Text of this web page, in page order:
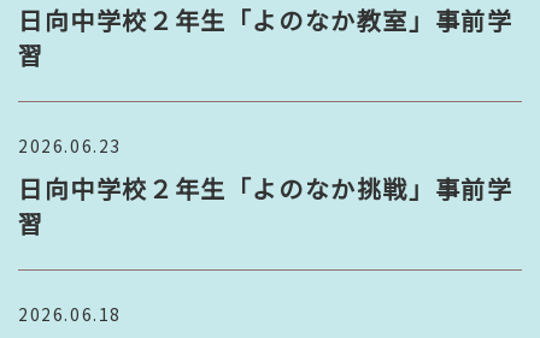
日向中学校２年生「よのなか教室」事前学
習
2026.06.23
日向中学校２年生「よのなか挑戦」事前学
習
2026.06.18